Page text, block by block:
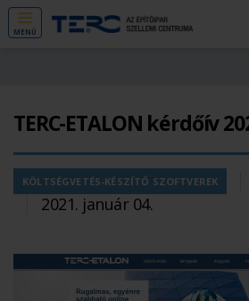
MENÜ
TERC-ETALON kérdőív
KÖLTSÉGVETÉS-KÉSZÍTŐ SZOFTVEREK
2021. január 04.